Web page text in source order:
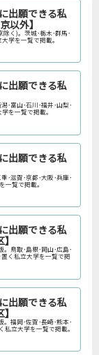
出願できる私
以外】
く)。茨城･栃木･群馬･
学を一覧で掲載。
出願できる私
･富山･石川･福井･山梨･
を一覧で掲載。
出願できる私
･滋賀･京都･大阪･兵庫･
一覧で掲載。
出願できる私
鳥取･島根･岡山･広島･
く私立大学を一覧で掲
出願できる私
福岡･佐賀･長崎･熊本･
私立大学を一覧で掲載。